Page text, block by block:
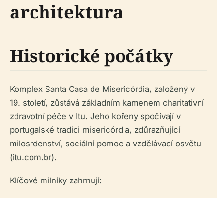
architektura
Historické počátky
Komplex Santa Casa de Misericórdia, založený v
19. století, zůstává základním kamenem charitativní
zdravotní péče v Itu. Jeho kořeny spočívají v
portugalské tradici misericórdia, zdůrazňující
milosrdenství, sociální pomoc a vzdělávací osvětu
(itu.com.br).
Klíčové milníky zahrnují: